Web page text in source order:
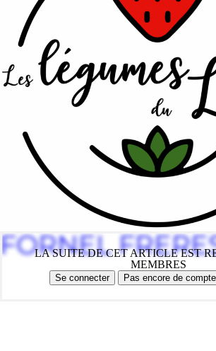
LA SUITE DE CET ARTICLE EST
MEMBRES
Se connecter Pas encore de
FORNEL